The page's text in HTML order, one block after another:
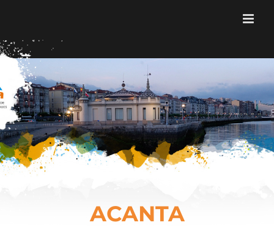
content
ACANTA